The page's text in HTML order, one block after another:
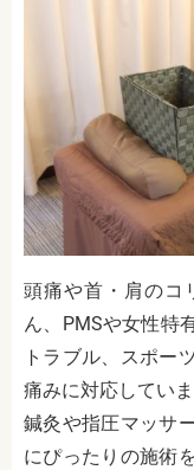
頭痛や首・肩のコ
ん、PMSや女性特
トラブル、スポー
痛みに対応していま
鍼灸や指圧マッサ
にぴったりの施術